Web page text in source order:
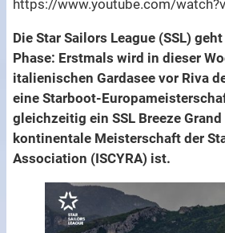
https://www.youtube.com/
Die Star Sailors League (SSL)
Phase: Erstmals wird in dieser
italienischen Gardasee vor Riva
eine Starboot-
gleichzeitig ein SSL Breeze
kontinentale Meisterschaft der
Association (ISCYRA) ist.